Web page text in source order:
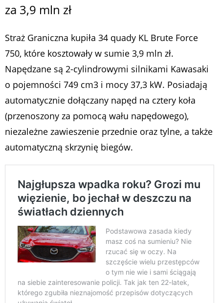
za 3,9 mln zł
Straż Graniczna kupiła 34 quady KL Brute Force
750, które kosztowały w sumie 3,9 mln zł.
Napędzane są 2-cylindrowymi silnikami Kawasaki
o pojemności 749 cm3 i mocy 37,3 kW. Posiadają
automatycznie dołączany napęd na cztery koła
(przenoszony za pomocą wału napędowego),
niezależne zawieszenie przednie oraz tylne, a także
automatyczną skrzynię biegów.